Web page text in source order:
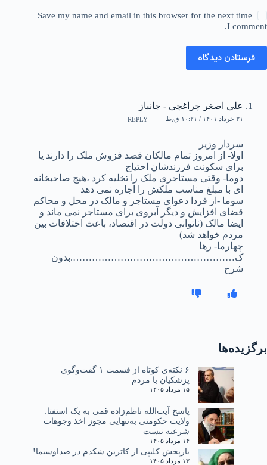
Save my name and email in this browser for the next time
I comment.
فرستادن دیدگاه
علی اصغر چراغچی - جانباز
۳۱ خرداد ۱۴۰۱ / ۱۰:۲۱ ق٫ظ REPLY
سردار وزیر
اولا- از امروز تمام مالکان قصد فزوش ملک را دارند یا
برای سکونت فرزندشان احتیاج
دوما- وقتی مستاجری ملک را تخلیه کرد ،هیچ صاحبخانه
ای با مبلغ مناسب ملکش را اجاره نمی دهد
سوما -از فردا دعوای مستاجر و مالک در محل و محاکم
قضای افزایش و دیگر آبروی برای مستاجر نمی ماند و
ایضا مالک (ناتوانی دولت در اقتصاد، باعث اختلافات بین
مردم خواهد شد)
چهارما- رها
ک…………………………………………….بدون
شرح
برگزیده‌ها
۶ نکته‌ی کوتاه از قسمت ۱ گفت‌وگوی
پزشکیان با مردم
۱۵ مرداد ۱۴۰۵
پاسخ آیت‌الله ناظم‌زاده قمی به یک استفتا:
ولایت حکومتی به‌تنهایی مجوز اخذ وجوهات
شرعیه نیست
۱۴ مرداد ۱۴۰۵
بازپخش کلیپی از کاترین شکدم در صداوسیما!
۱۳ مرداد ۱۴۰۵